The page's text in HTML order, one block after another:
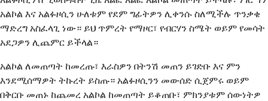
አልኮል እና አልፉዞሲን ሁለቱም የደም ግፊትዎን ሊቀንሱ ስለሚችሉ ጥንቃቄ
ማድረግ አስፈላጊ ነው። ይህ ጥምረት የማዞር፣ የብርሃን ስሜት ወይም የመሳት
አደጋዎን ሊጨምር ይችላል።
አልኮል ለመጠጣት ከመረጡ፣ እራስዎን በትንሽ መጠን ይገድቡ እና ምን
እንደሚሰማዎት ትኩረት ይስጡ። አልፉዞሲንን መውሰድ ሲጀምሩ ወይም
በቅርቡ መጠኑ ከጨመረ አልኮል ከመጠጣት ይቆጠቡ፣ ምክንያቱም ሰውነትዎ